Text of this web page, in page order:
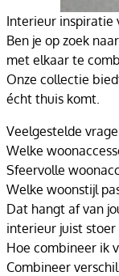
Interieur inspiratie
Ben je op zoek
met elkaar te
Onze collectie
écht thuis komt.
Veelgestelde
Welke
Sfeervolle
Welke woonstijl
Dat hangt af van
interieur juist stoer
Hoe combineer ik
Combineer